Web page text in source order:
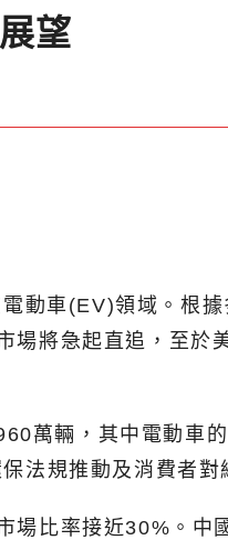
望
動車(EV)領域。根
將急起直追，至於
萬輛，其中電動車
法規推動及消費者對
場比率接近30%。中